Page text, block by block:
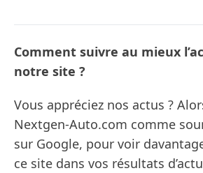
Comment suivre au mieux
notre site ?
Vous appréciez nos actus ?
Nextgen-Auto.com comme
sur Google, pour voir
ce site dans vos résultats